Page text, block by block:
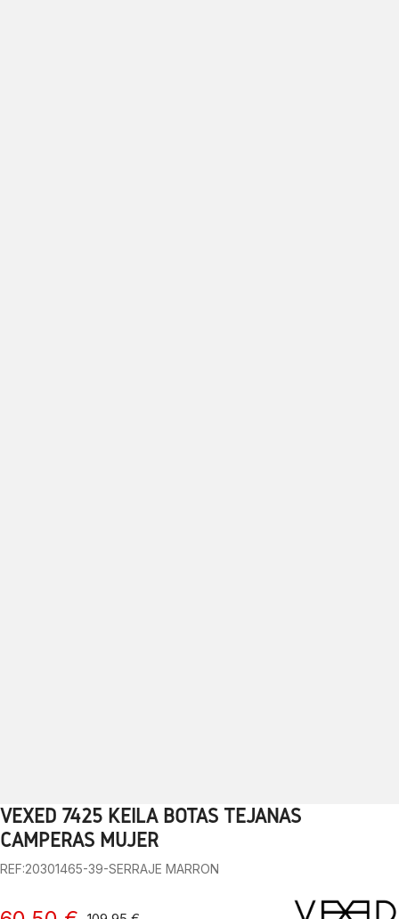
2 3 4 5 6 7 8
VEXED 7425 KEILA BOTAS TEJANAS
CAMPERAS MUJER
REF:20301465-39-SERRAJE MARRON